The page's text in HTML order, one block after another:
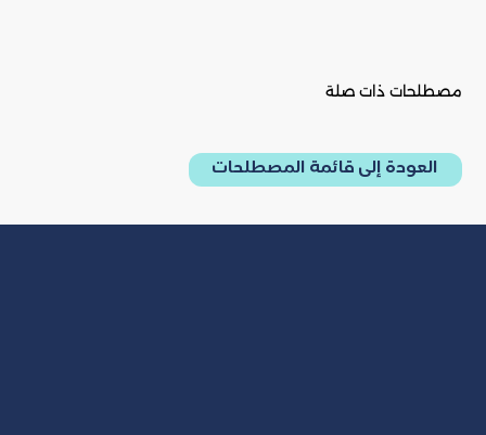
مصطلحات ذات صلة
العودة إلى قائمة المصطلحات